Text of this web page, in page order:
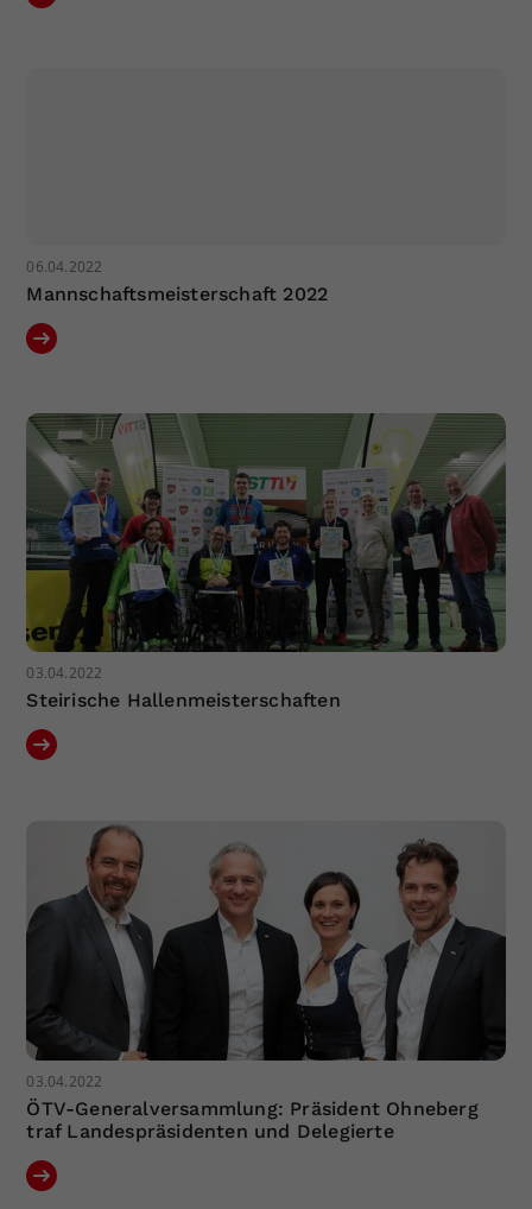
06.04.2022
Mannschaftsmeisterschaft 2022
03.04.2022
Steirische Hallenmeisterschaften
03.04.2022
ÖTV-Generalversammlung: Präsident Ohneberg
traf Landespräsidenten und Delegierte